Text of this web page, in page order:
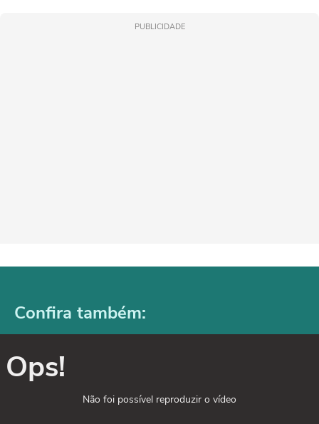
PUBLICIDADE
Confira também:
Ops!
Não foi possível reproduzir o vídeo